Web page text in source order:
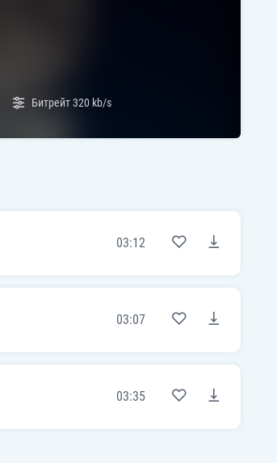
Битрейт320 kb/s
03:12
03:07
03:35